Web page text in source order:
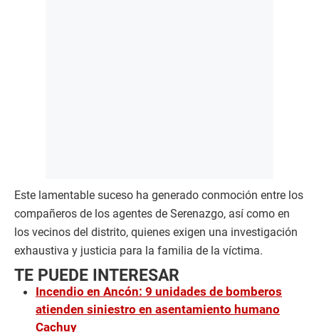
Este lamentable suceso ha generado conmoción entre los
compañeros de los agentes de Serenazgo, así como en
los vecinos del distrito, quienes exigen una investigación
exhaustiva y justicia para la familia de la víctima.
TE PUEDE INTERESAR
Incendio en Ancón: 9 unidades de bomberos
atienden siniestro en asentamiento humano
Cachuy